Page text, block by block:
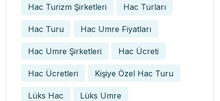
Hac Turizm Şirketleri Hac Turları
Hac Turu Hac Umre Fiyatları
Hac Umre Şirketleri Hac Ücreti
Hac Ücretleri Kişiye Özel Hac Turu
Lüks Hac Lüks Umre